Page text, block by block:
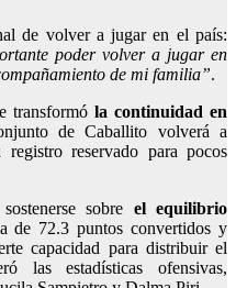
de volver a jugar en el país:
poder volver a jugar en
de mi familia”.
transformóla continuidad en
de Caballito volverá a
reservado para pocos
sobre el equilibrio
de 72.3 puntos convertidos y
capacidad para distribuir el
las estadísticas ofensivas,